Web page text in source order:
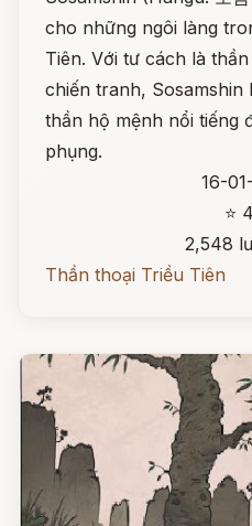
cho những ngôi làng
Tiên. Với tư cách là
chiến tranh,
thần hộ mệnh nổi tiếng
phụng.
16-
⭐
2,548
Thần thoại Triều Tiên